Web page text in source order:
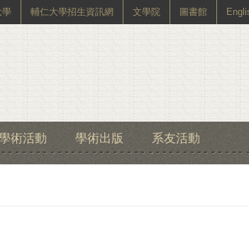
學 輔仁大學招生資訊網 文學院 圖書館
術活動 學術出版 系友活動